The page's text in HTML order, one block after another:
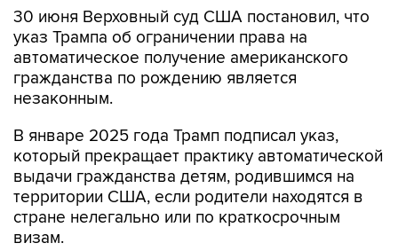
30 июня Верховный суд США постановил, что
указ Трампа об ограничении права на
автоматическое получение американского
гражданства по рождению является
незаконным.
В январе 2025 года Трамп подписал указ,
который прекращает практику автоматической
выдачи гражданства детям, родившимся на
территории США, если родители находятся в
стране нелегально или по краткосрочным
визам.